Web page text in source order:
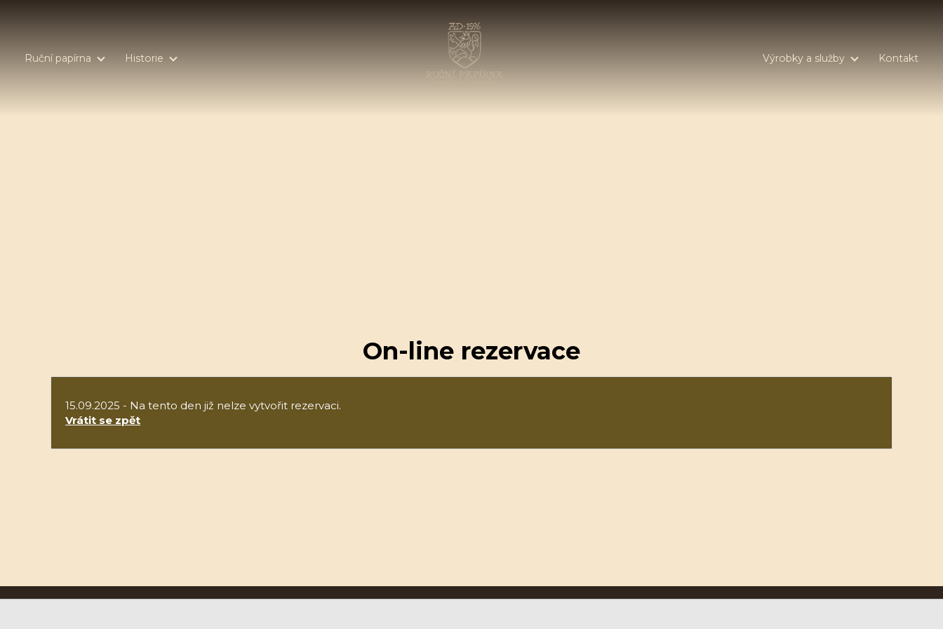
Ruční papírna Historie Výrobky a služby Kontakt
On-line rezervace
15.09.2025 - Na tento den již nelze vytvořit rezervaci.
Vrátit se zpět